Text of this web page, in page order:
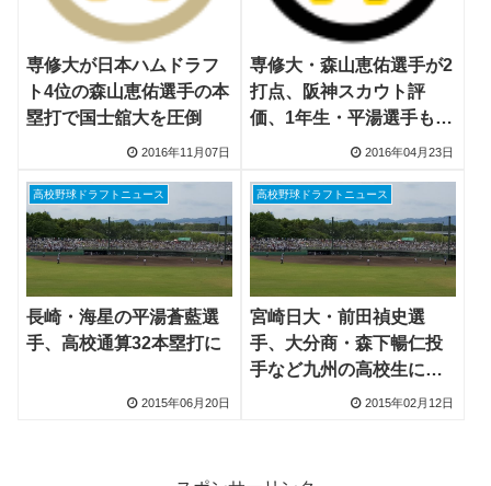
専修大が日本ハムドラフ
ト4位の森山恵佑選手の本
塁打で国士舘大を圧倒
2016年11月07日
専修大・森山恵佑選手が2
打点、阪神スカウト評
価、1年生・平湯選手もホ
2016年04月23日
高校野球ドラフトニュース
長崎・海星の平湯蒼藍選
手、高校通算32本塁打に
2015年06月20日
高校野球ドラフトニュース
宮崎日大・前田禎史選
手、大分商・森下暢仁投
手など九州の高校生に注
2015年02月12日